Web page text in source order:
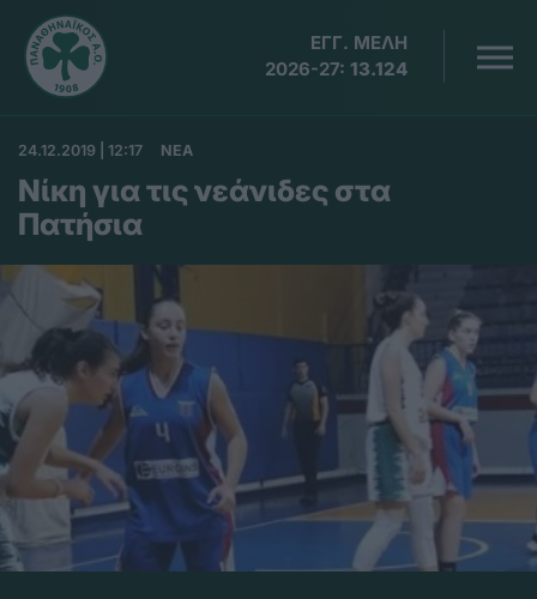
ΕΓΓ. ΜΕΛΗ
2026-27: 13.124
24.12.2019 | 12:17 ΝΕΑ
Νίκη για τις νεάνιδες στα
Πατήσια